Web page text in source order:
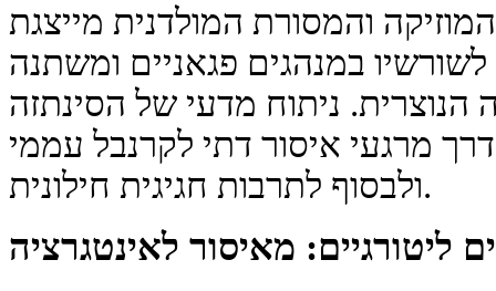
והמסורת המולדנית מייצגת
במנהגים פגאניים ומשתנה
ניתוח מדעי של הסינתזה
מרגעי איסור דתי לקרנבל עממי
ולבסוף לתרבות חגיגית חילונית.
ליטורגיים: מאיסור לאינטגרציה